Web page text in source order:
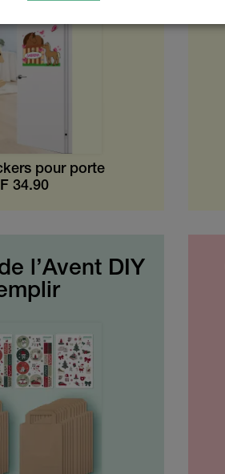
pour porte
34.90
l’Avent DIY